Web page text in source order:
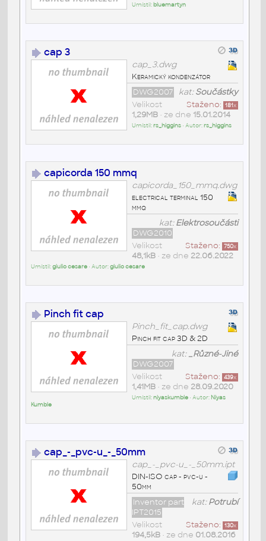
Umístil: bluemartyn
cap 3
cap_3.dwg
Keramický kondenzátor
kat:Součástky
DWG2007
Staženo: 181x
Velikost
1,29MB• ze dne 15.01.2014
Umístil:rs_higgins• Autor:rs_higgins
capicorda 150 mmq
capicorda_150_mmq.dwg
electrical terminal 150
mmq
kat:Elektrosoučásti
DWG2010
Staženo: 750x
Velikost
48,1kB• ze dne 22.06.2022
Umístil:giulio cesare• Autor:giulio cesare
Pinch fit cap
Pinch_fit_cap.dwg
Pinch fit cap 3D & 2D
kat:_Různé-Jiné
DWG2007
Staženo: 439x
Velikost
1,41MB• ze dne 28.09.2020
Umístil:niyaskumble• Autor: Niyas
Kumble
cap_-_pvc-u_-_50mm
cap_-_pvc-u_-_50mm.ipt
DIN-ISO cap - pvc-u -
50mm
kat:Potrubí
Inventor part
IPT2015
Staženo: 130x
Velikost
194,5kB• ze dne 01.08.2016